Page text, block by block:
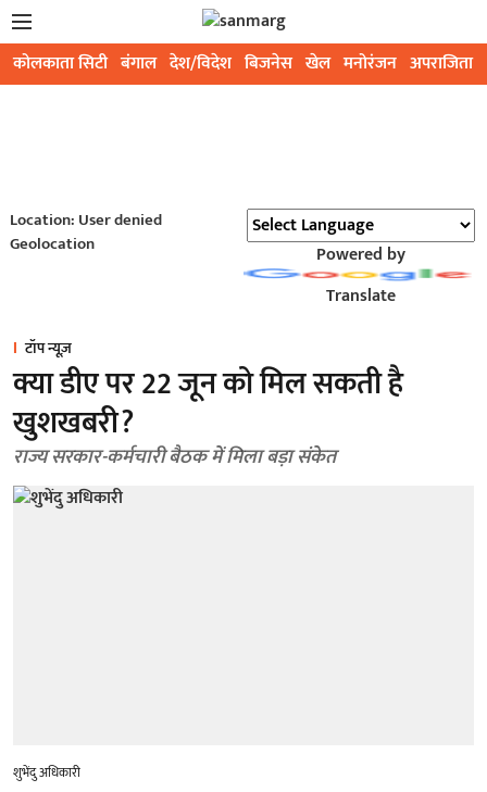
कोलकाता सिटी बंगाल देश/विदेश बिजनेस खेल मनोरंजन अपराजिता
Location: User denied
Geolocation
Powered by
Translate
टॉप न्यूज़
क्या डीए पर 22 जून को मिल सकती है
खुशखबरी?
राज्य सरकार-कर्मचारी बैठक में मिला बड़ा संकेत
शुभेंदु अधिकारी